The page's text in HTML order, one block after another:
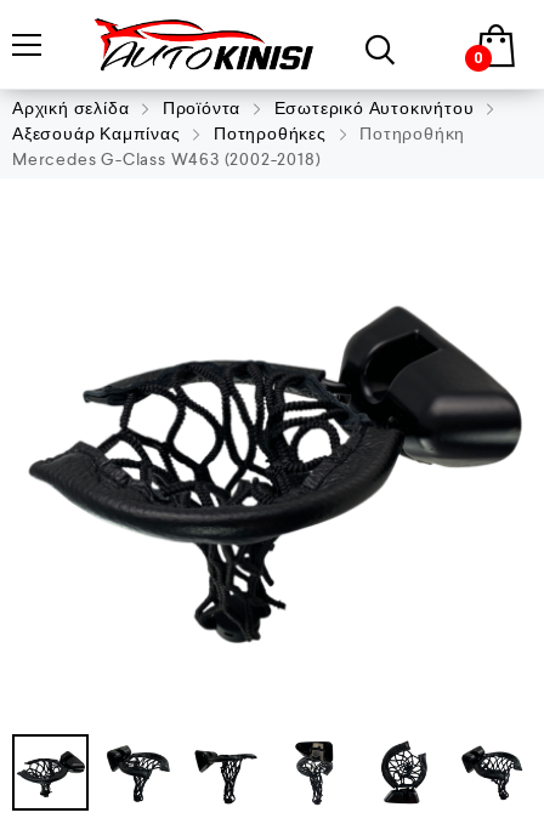
0
Αρχική σελίδα Προϊόντα
Εσωτερικό Αυτοκινήτου
Αξεσουάρ Καμπίνας
Ποτηροθήκες
Ποτηροθήκη
Mercedes G-Class W463 (2002-2018)